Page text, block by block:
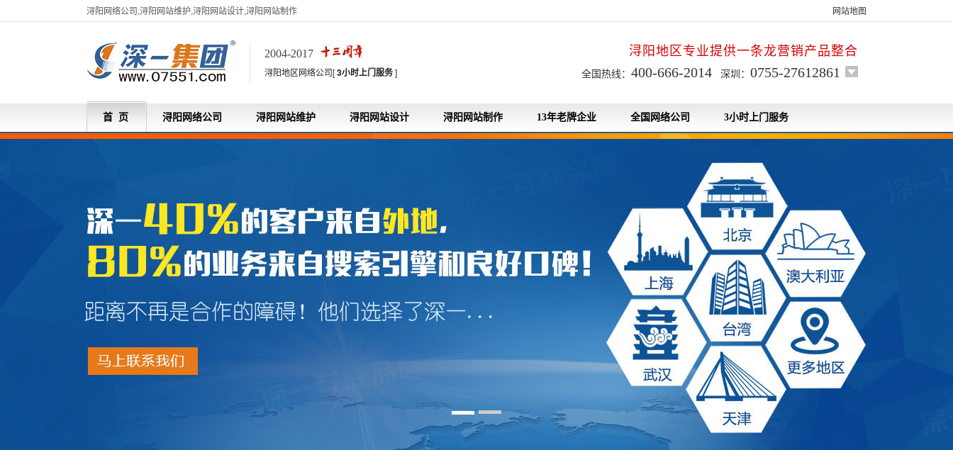
浔阳网络公司,浔阳网站维护,浔阳网站设计,浔阳网站制作 网站地图
2004-2017
浔阳地区网络公司[3小时上门服务]
浔阳地区专业提供一条龙营销产品整合
全国热线： 400-666-2014 深圳： 0755-27612861
首 页 浔阳网络公司 浔阳网站维护 浔阳网站设计 浔阳网站制作 13年老牌企业 全国网络公司 3小时上门服务